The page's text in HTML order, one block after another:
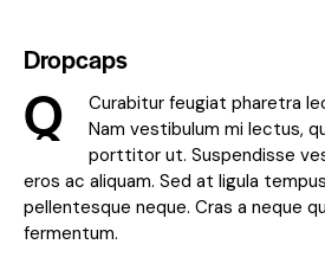
Dropcaps
Q
Curabitur feugiat pharetra
Nam vestibulum mi lectus,
porttitor ut. Suspendisse
eros ac aliquam. Sed at ligula
pellentesque neque. Cras a neque
fermentum.